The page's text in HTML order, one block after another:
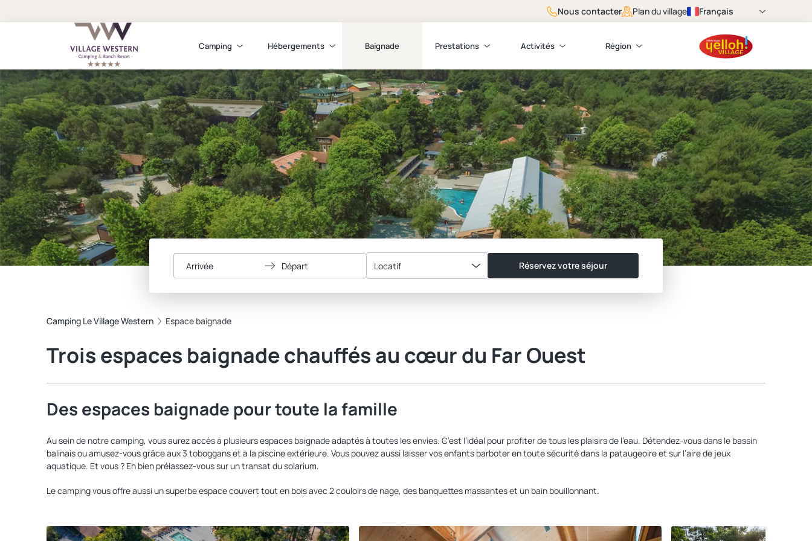
Nous contacter Plan du village Français
Camping Hébergements Baignade Prestations Activités Région
Arrivée Départ Locatif Réservez votre séjour
Camping Le Village Western Espace baignade
Trois espaces baignade chauffés au cœur du Far Ouest
Des espaces baignade pour toute la famille
Au sein de notre camping, vous aurez accès à plusieurs espaces baignade adaptés à toutes les envies. C’est l’idéal pour profiter de tous les plaisirs de l’eau. Détendez-vous dans le bassin
balinais ou amusez-vous grâce aux 3 toboggans et à la piscine extérieure. Vous pouvez aussi laisser vos enfants barboter en toute sécurité dans la pataugeoire et sur l’aire de jeux
aquatique. Et vous ? Eh bien prélassez-vous sur un transat du solarium.
Le camping vous offre aussi un superbe espace couvert tout en bois avec 2 couloirs de nage, des banquettes massantes et un bain bouillonnant.